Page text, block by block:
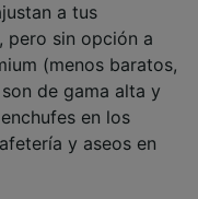
a tus
pero sin opción a
(menos baratos,
de gama alta y
en los
y aseos en